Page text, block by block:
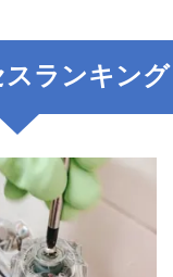
スランキング